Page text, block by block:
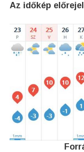
Az időkép